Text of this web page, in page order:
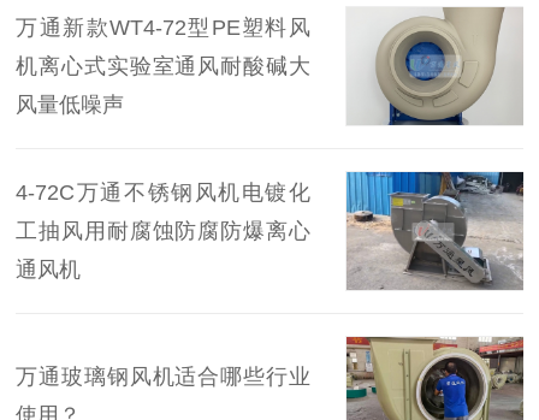
万通新款WT4-72型PE塑料风
机离心式实验室通风耐酸碱大
风量低噪声
4-72C万通不锈钢风机电镀化
工抽风用耐腐蚀防腐防爆离心
通风机
万通玻璃钢风机适合哪些行业
使用？